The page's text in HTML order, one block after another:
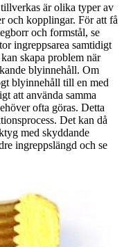
är olika typer av
och kopplingar. För att få
och formstål, se
ingreppsarea samtidigt
skapa problem när
blyinnehåll. Om
blyinnehåll till en med
att använda samma
ofta göras. Detta
Det kan då
med skyddande
ingreppslängd och se